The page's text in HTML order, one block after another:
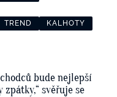
TREND KALHOTY
bude nejlepší
svěřuje se